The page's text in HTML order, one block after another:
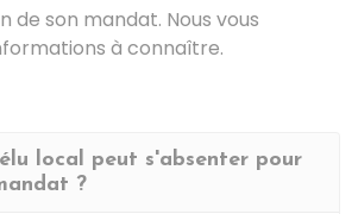
de son mandat. Nous vous
à connaître.
local peut s'absenter pour
?